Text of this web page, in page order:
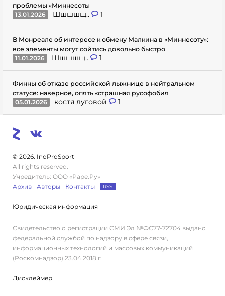
проблемы «Миннесоты
13.01.2026
Шшшшщ.. 1
В Монреале об интересе к обмену Малкина в «Миннесоту»:
все элементы могут сойтись довольно быстро
11.01.2026
Шшшшщ.. 1
Финны об отказе российской лыжнице в нейтральном
статусе: наверное, опять «страшная русофобия
05.01.2026
костя луговой 1
© 2026. InoProSport
All rights reserved.
Учредитель: ООО «Раре.Ру»
Архив
Авторы Контакты RSS
Юридическая информация
Свидетельство о регистрации СМИ Эл №ФС77-72704 выдано
федеральной службой по надзору в сфере связи,
информационных технологий и массовых коммуникаций
(Роскомнадзор) 23.04.2018 г.
Дисклеймер